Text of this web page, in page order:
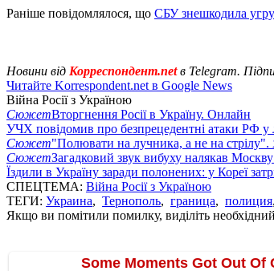
Раніше повідомлялося, що СБУ знешкодила
Новини від Корреспондент.netв Telegram.
Читайте Korrespondent.net в Google News
Війна Росії з Україною
СюжетВторгнення Росії в Україну. Онлайн
УЧХ повідомив про безпрецедентні атаки РФ у
Сюжет"Полювати на лучника, а не на стрілу".
СюжетЗагадковий звук вибуху налякав
Їздили в Україну заради полонених: у Кореї
СПЕЦТЕМА: Війна Росії з Україною
ТЕГИ: Украина, Тернополь, граница, полиция
Якщо ви помітили помилку, виділіть